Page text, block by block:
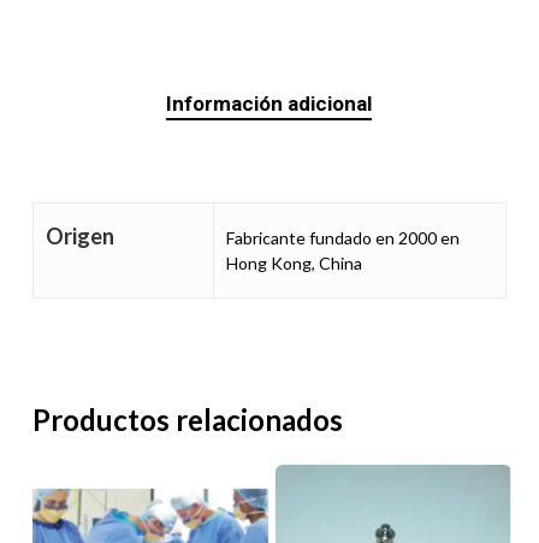
Información adicional
Origen
Fabricante fundado en 2000 en
Hong Kong, China
Productos relacionados